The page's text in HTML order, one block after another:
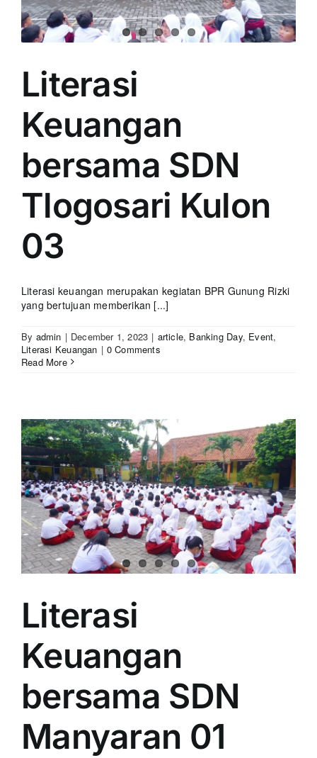
Literasi
Keuangan
bersama SDN
Tlogosari Kulon
03
Literasi keuangan merupakan kegiatan BPR Gunung Rizki
yang bertujuan memberikan [...]
By admin | December 1, 2023 | article, Banking Day, Event,
Literasi Keuangan | 0 Comments
Read More
Literasi
Keuangan
bersama SDN
Manyaran 01